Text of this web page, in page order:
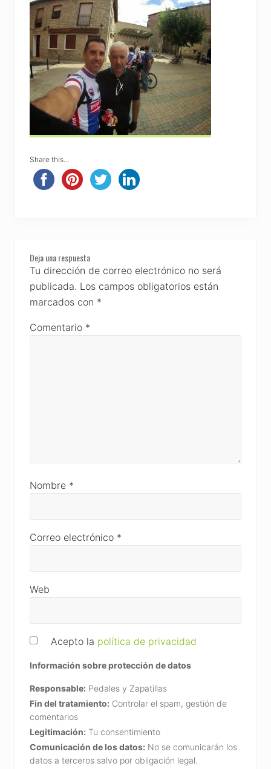
Share this...
Reader
Interactions
Deja una respuesta
Tu dirección de correo electrónico no será
publicada. Los campos obligatorios están
marcados con *
Comentario *
Nombre *
Correo electrónico *
Web
Acepto la política de privacidad
Información sobre protección de datos
Responsable: Pedales y Zapatillas
Fin del tratamiento: Controlar el spam, gestión de
comentarios
Legitimación: Tu consentimiento
Comunicación de los datos: No se comunicarán los
datos a terceros salvo por obligación legal.